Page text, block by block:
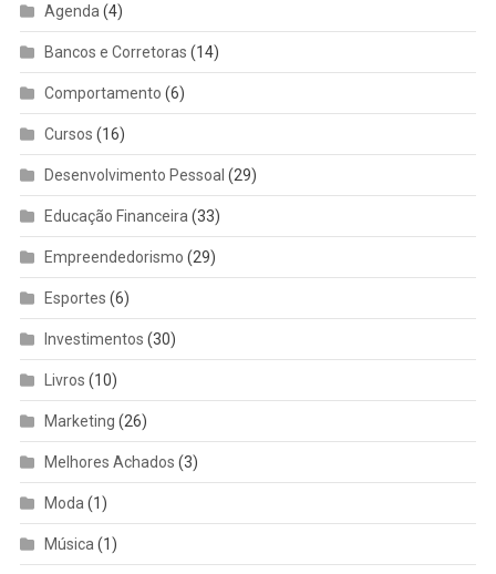
Agenda (4)
Bancos e Corretoras (14)
Comportamento (6)
Cursos (16)
Desenvolvimento Pessoal (29)
Educação Financeira (33)
Empreendedorismo (29)
Esportes (6)
Investimentos (30)
Livros (10)
Marketing (26)
Melhores Achados (3)
Moda (1)
Música (1)